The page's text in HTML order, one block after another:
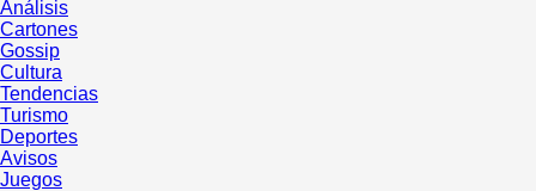
Análisis
Cartones
Gossip
Cultura
Tendencias
Turismo
Deportes
Avisos
Juegos